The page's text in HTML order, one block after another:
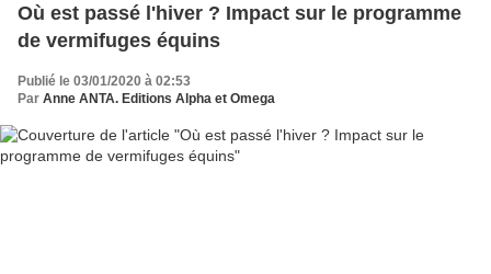
Où est passé l'hiver ? Impact sur le programme
de vermifuges équins
Publié le 03/01/2020 à 02:53
Par Anne ANTA. Editions Alpha et Omega